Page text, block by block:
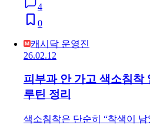
4
0
캐시닥 운영진
26.02.12
피부과 안 가고 색소침착
루틴 정리
색소침착은 단순히 “착색이 남